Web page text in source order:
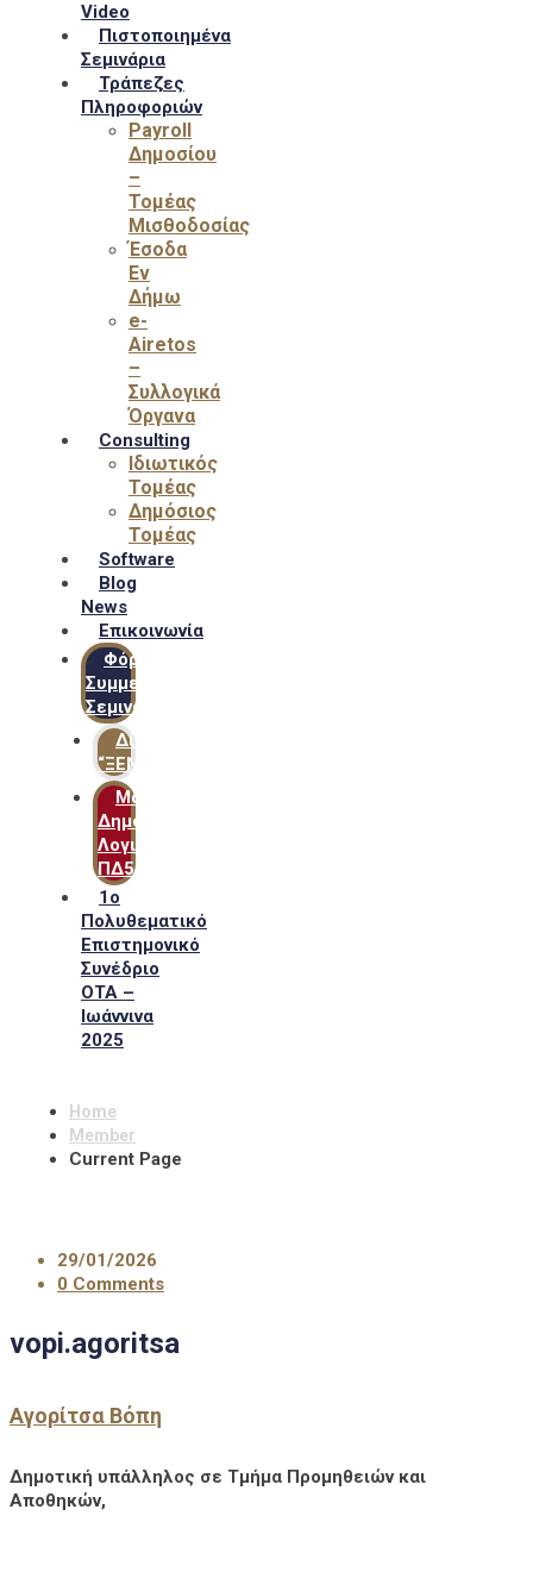
Video
Πιστοποιημένα
Σεμινάρια
Τράπεζες
Πληροφοριών
Payroll
Δημοσίου
–
Τομέας
Μισθοδοσίας
Έσοδα
Εν
Δήμω
e-
Airetos
–
Συλλογικά
Όργανα
Consulting
Ιδιωτικός
Τομέας
Δημόσιος
Τομέας
Software
Blog
News
Επικοινωνία
Φόρμα
Συμμετοχής
Σεμιναρίων
Δίκτυο
“ΞΕΝΟΦΩΝ”
Μακροχρόνιο
Δημόσιο
Λογιστικό
ΠΔ54
1ο
Πολυθεματικό
Επιστημονικό
Συνέδριο
ΟΤΑ –
Ιωάννινα
2025
Home
Member
Current Page
29/01/2026
0 Comments
vopi.agoritsa
Αγορίτσα Βόπη
Δημοτική υπάλληλος σε Τμήμα Προμηθειών και
Αποθηκών,